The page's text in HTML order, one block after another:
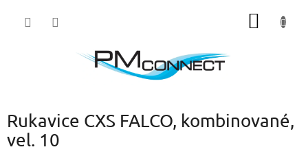
Rukavice CXS FALCO, kombinované,
vel. 10